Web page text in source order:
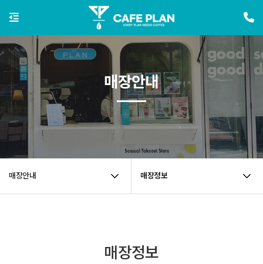
매장안내 매장정보
매장안내
매장정보